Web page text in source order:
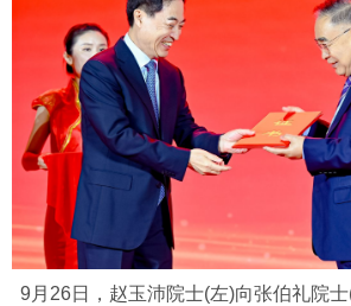
9月26日，赵玉沛院士(左)向张伯礼院